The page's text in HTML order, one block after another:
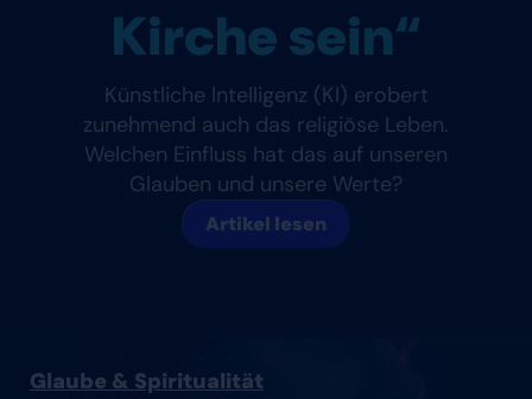
Kirche sein“
Künstliche Intelligenz (KI) erobert
zunehmend auch das religiöse Leben.
Welchen Einfluss hat das auf unseren
Glauben und unsere Werte?
Artikel lesen
Glaube & Spiritualität